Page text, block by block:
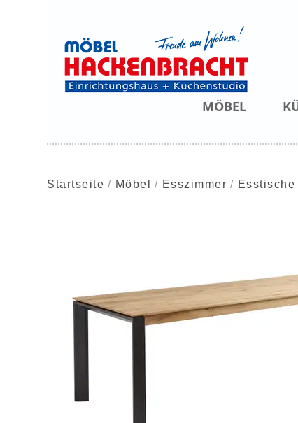
MÖBEL
Startseite Möbel Esszimmer Esstische